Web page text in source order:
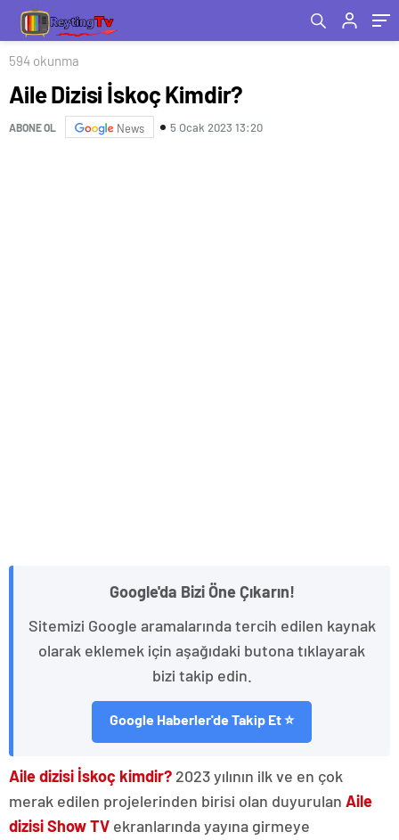
594 okunma
Aile Dizisi İskoç Kimdir?
ABONE OL News 5 Ocak 2023 13:20
Google'da Bizi Öne Çıkarın!
Sitemizi Google aramalarında tercih edilen kaynak
olarak eklemek için aşağıdaki butona tıklayarak
bizi takip edin.
Google Haberler'de Takip Et ⭐
Aile dizisi İskoç kimdir? 2023 yılının ilk ve en çok
merak edilen projelerinden birisi olan duyurulan Aile
dizisiShow TV ekranlarında yayına girmeye